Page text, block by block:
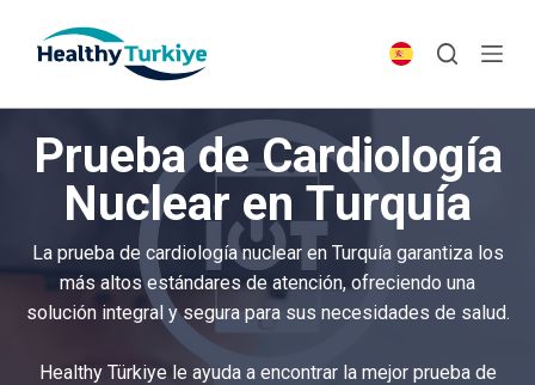
p
e
Prueba de Cardiología
Nuclear en Turquía
La prueba de cardiología nuclear en Turquía garantiza los
más altos estándares de atención, ofreciendo una
solución integral y segura para sus necesidades de salud.
Healthy Türkiye le ayuda a encontrar la mejor prueba de